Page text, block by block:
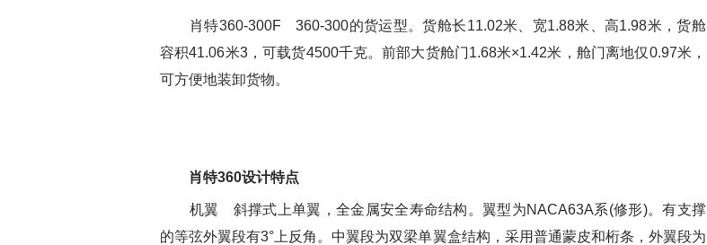
肖特360-300F 360-300的货运型。货舱长11.02米、宽1.88米、高1.98米，货舱
容积41.06米3，可载货4500千克。前部大货舱门1.68米×1.42米，舱门离地仅0.97米，
可方便地装卸货物。
肖特360设计特点
机翼 斜撑式上单翼，全金属安全寿命结构。翼型为NACA63A系(修形)。有支撑
的等弦外翼段有3°上反角。中翼段为双梁单翼盒结构，采用普通蒙皮和桁条，外翼段为